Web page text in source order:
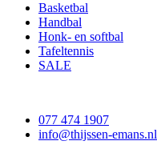
Basketbal
Handbal
Honk- en softbal
Tafeltennis
SALE
077 474 1907
info@thijssen-emans.nl